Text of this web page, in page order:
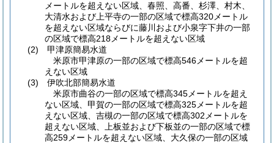
メートルを超えない区域、春照、高番、杉澤、村木、
大清水および上平寺の一部の区域で標高320メートル
を超えない区域ならびに藤川および小泉字下井の一部
の区域で標高218メートルを超えない区域
(2)
甲津原簡易水道
米原市甲津原の一部の区域で標高546メートルを超
えない区域
(3)
伊吹北部簡易水道
米原市曲谷の一部の区域で標高345メートルを超え
ない区域、甲賀の一部の区域で標高325メートルを超
えない区域、吉槻の一部の区域で標高302メートルを
超えない区域、上板並および下板並の一部の区域で標
高259メートルを超えない区域、大久保の一部の区域